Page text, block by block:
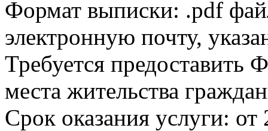
Формат выписки: .pdf
электронную почту,
Требуется
места жительства
Срок оказания услуги: от